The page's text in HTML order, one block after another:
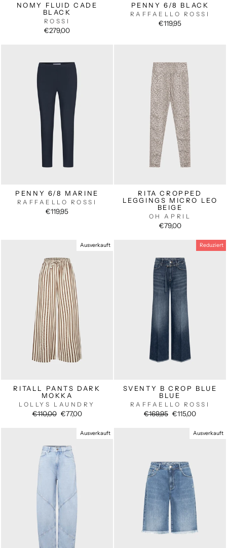
NOMY FLUID CADE
BLACK
ROSSI
€279,00
PENNY 6/8 BLACK
RAFFAELLO ROSSI
€119,95
PENNY 6/8 MARINE
RAFFAELLO ROSSI
€119,95
RITA CROPPED
LEGGINGS MICRO LEO
BEIGE
OH APRIL
€79,00
Ausverkauft
RITALL PANTS DARK
MOKKA
LOLLYS LAUNDRY
Normaler
€110,00 Sonderpreis
€77,00
Reduziert
SVENTY B CROP BLUE
BLUE
RAFFAELLO ROSSI
Normaler
€169,95 Sonderpreis
€115,00
Ausverkauft Ausverkauft